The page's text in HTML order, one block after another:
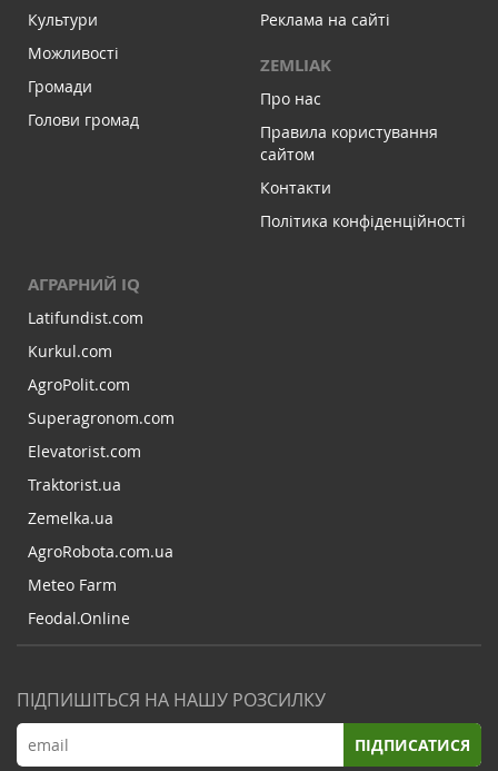
Культури
Можливості
Громади
Голови громад
Реклама на сайті
ZEMLIAK
Про нас
Правила користування
сайтом
Контакти
Політика конфіденційності
АГРАРНИЙ IQ
Latifundist.com
Kurkul.com
AgroPolit.com
Superagronom.com
Elevatorist.com
Traktorist.ua
Zemelka.ua
AgroRobota.com.ua
Meteo Farm
Feodal.Online
ПІДПИШІТЬСЯ НА НАШУ РОЗСИЛКУ
ПІДПИСАТИСЯ